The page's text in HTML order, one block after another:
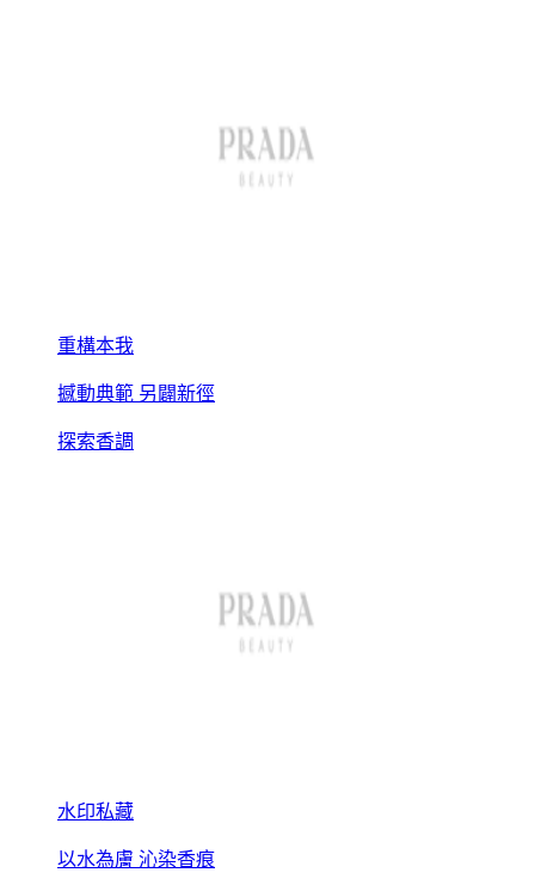
重構本我
撼動典範 另闢新徑
探索香調
水印私藏
以水為膚 沁染香痕